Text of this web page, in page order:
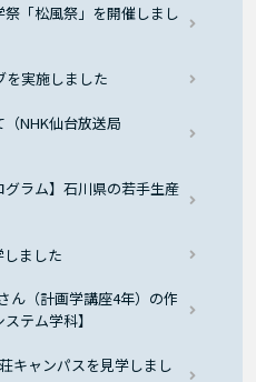
「松風祭」を開催しまし
を実施しました
NHK仙台放送局
グラム】石川県の若手生産
ました
ん（計画学講座4年）の作
テム学科】
キャンパスを見学しまし